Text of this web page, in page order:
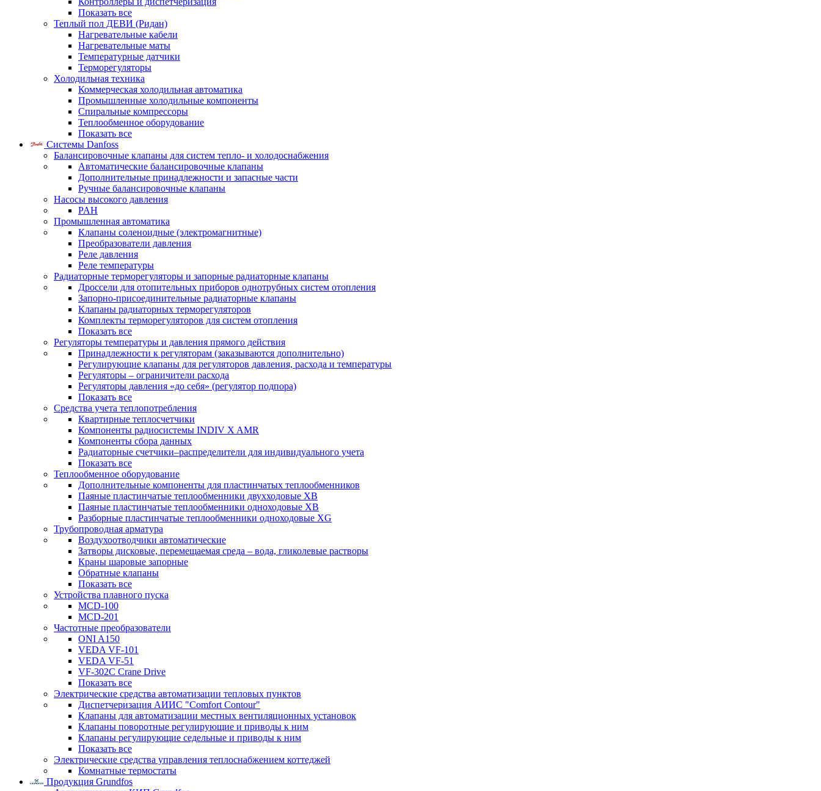
Показать все
Теплый пол ДЕВИ (Ридан)
Нагревательные кабели
Нагревательные маты
Температурные датчики
Терморегуляторы
Холодильная техника
Коммерческая холодильная автоматика
Промышленные холодильные компоненты
Спиральные компрессоры
Теплообменное оборудование
Показать все
Системы Danfoss
Балансировочные клапаны для систем тепло- и холодоснабжения
Автоматические балансировочные клапаны
Дополнительные принадлежности и запасные части
Ручные балансировочные клапаны
Насосы высокого давления
PAH
Промышленная автоматика
Клапаны соленоидные (электромагнитные)
Преобразователи давления
Реле давления
Реле температуры
Радиаторные терморегуляторы и запорные радиаторные клапаны
Дроссели для отопительных приборов однотрубных систем отопления
Запорно-присоединительные радиаторные клапаны
Клапаны радиаторных терморегуляторов
Комплекты терморегуляторов для систем отопления
Показать все
Регуляторы температуры и давления прямого действия
Принадлежности к регуляторам (заказываются дополнительно)
Регулирующие клапаны для регуляторов давления, расхода и температуры
Регуляторы – ограничители расхода
Регуляторы давления «до себя» (регулятор подпора)
Показать все
Средства учета теплопотребления
Квартирные теплосчетчики
Компоненты радиосистемы INDIV X AMR
Компоненты сбора данных
Радиаторные счетчики–распределители для индивидуального учета
Показать все
Теплообменное оборудование
Дополнительные компоненты для пластинчатых теплообменников
Паяные пластинчатые теплообменники двухходовые XB
Паяные пластинчатые теплообменники одноходовые ХВ
Разборные пластинчатые теплообменники одноходовые ХG
Трубопроводная арматура
Воздухоотводчики автоматические
Затворы дисковые, перемещаемая среда – вода, гликолевые растворы
Краны шаровые запорные
Обратные клапаны
Показать все
Устройства плавного пуска
MCD-100
MCD-201
Частотные преобразователи
ONI A150
VEDA VF-101
VEDA VF-51
VF-302C Crane Drive
Показать все
Электрические средства автоматизации тепловых пунктов
Диспетчеризация АИИС "Comfort Contour"
Клапаны для автоматизации местных вентиляционных установок
Клапаны поворотные регулирующие и приводы к ним
Клапаны регулирующие седельные и приводы к ним
Показать все
Электрические средства управления теплоснабжением коттеджей
Комнатные термостаты
Продукция Grundfos